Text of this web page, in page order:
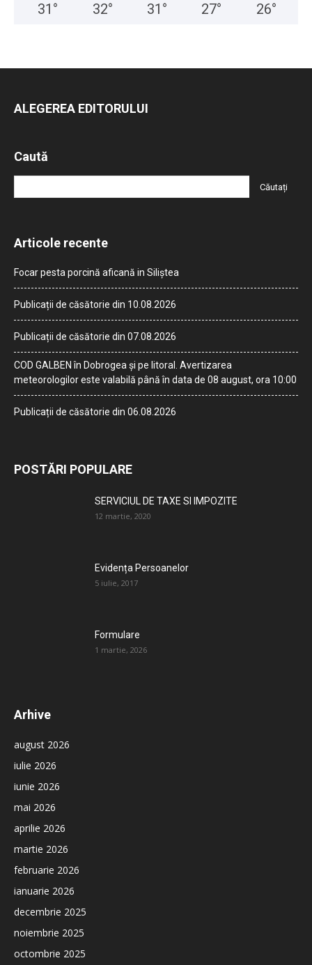
31 ° 32° 31 ° 27° 26°
ALEGEREA EDITORULUI
Caută
Articole recente
Focar pesta porcină aficană in Siliștea
Publicații de căsătorie din 10.08.2026
Publicații de căsătorie din 07.08.2026
COD GALBEN în Dobrogea și pe litoral. Avertizarea
meteorologilor este valabilă până în data de 08 august, ora 10:00
Publicații de căsătorie din 06.08.2026
POSTĂRI POPULARE
SERVICIUL DE TAXE SI IMPOZITE
12 martie, 2020
Evidența Persoanelor
5 iulie, 2017
Formulare
1 martie, 2026
Arhive
august 2026
iulie 2026
iunie 2026
mai 2026
aprilie 2026
martie 2026
februarie 2026
ianuarie 2026
decembrie 2025
noiembrie 2025
octombrie 2025